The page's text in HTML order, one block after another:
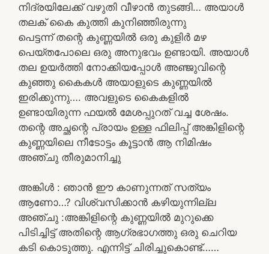
നിദ്രയിലേക്ക് വഴുതി വീഴാൻ തുടങ്ങി… അയാൾ
തലക് കൈ കുത്തി കുനിഞ്ഞിരുന്നു
പെട്ടന്ന് തന്റെ കുണ്ണയിൽ ഒരു കുളിർ മഴ
പെയ്തപോലെ ഒരു അനുഭവം ഉണ്ടായി. അയാൾ
തല ഉയർത്തി നോക്കിയപ്പോൾ അഞ്ജുവിന്റെ
കുഞ്ഞു കൈകൾ അയാളുടെ കുണ്ണയിൽ
ഇരിക്കുന്നു…. അവളുടെ കൈകളിൽ
ഉണ്ടായിരുന്ന ഫയൽ മേശപ്പുറത് വച്ച ശേഷം.
തന്റെ അച്ഛന്റെ പ്രായം ഉള്ള ഫിലിപ്പ് അങ്കിളിന്റെ
കുണ്ണയിലെ നീടോട്ടം കൂട്ടാൻ ആ നിമിഷം
അഞ്ചു തീരുമാനിച്ചു
അങ്കിൾ : ഞാൻ ഈ കാണുന്നത് സത്യം
ആണോ…? വിശ്വസിക്കാൻ കഴിയുന്നില്ല
അഞ്ചു :അങ്കിളിന്റെ കുണ്ണയിൽ മുറുക്കെ
പിടിച്ചിട്ട് അതിന്റെ ആഗ്രഭാഗത്തു ഒരു ചെറിയ
കടി കൊടുത്തു. എന്നിട്ട് ചിരിച്ചുകൊണ്ട്……